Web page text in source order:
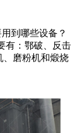
到哪些设备？
有：鄂破、反击
、磨粉机和煅烧